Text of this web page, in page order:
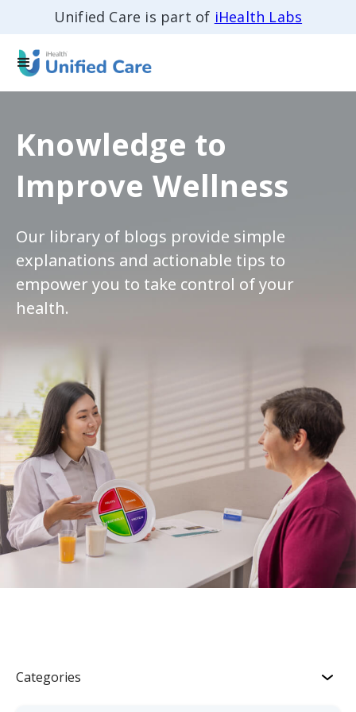
Unified Care is part of iHealth Labs
Knowledge to
Improve Wellness
Our library of blogs provide simple
explanations and actionable tips to
empower you to take control of your
health.
Categories